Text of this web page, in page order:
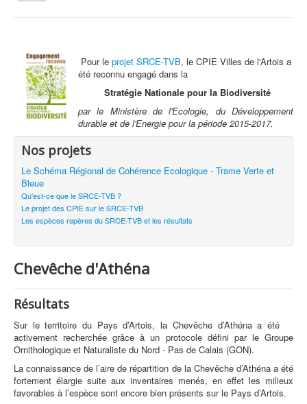
la
Bleue
Espèces repères SRCE-TVB
Chevêche d'Athéna
Qui sommes nous ?
Activités tout public
Animations et éducation
Accompagnement du territoire et ingénierie
Espace Info Energie
Guide Nature Patrimoine Volontaire (GNPV)
Contact
Pour le projet SRCE-TVB, le CPIE Villes de l'Artois a
été reconnu engagé dans la
Stratégie Nationale pour la Biodiversité
par le Ministère de l'Ecologie, du Développement
durable et de l'Energie pour la période 2015-2017.
Nos projets
Le Schéma Régional de Cohérence Ecologique - Trame Verte et
Bleue
Qu'est-ce que le SRCE-TVB ?
Le projet des CPIE sur le SRCE-TVB
Les espèces repères du SRCE-TVB et les résultats
Chevêche d'Athéna
Résultats
Sur le territoire du Pays d’Artois, la Chevêche d’Athéna a été
activement recherchée grâce à un protocole défini par le Groupe
Ornithologique et Naturaliste du Nord - Pas de Calais (GON).
La connaissance de l’aire de répartition de la Chevêche d’Athéna a été
fortement élargie suite aux inventaires menés, en effet les milieux
favorables à l’espèce sont encore bien présents sur le Pays d’Artois.